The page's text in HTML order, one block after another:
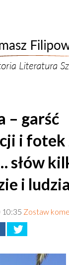
– garść
i fotek
słów
i
10:35 Zostaw